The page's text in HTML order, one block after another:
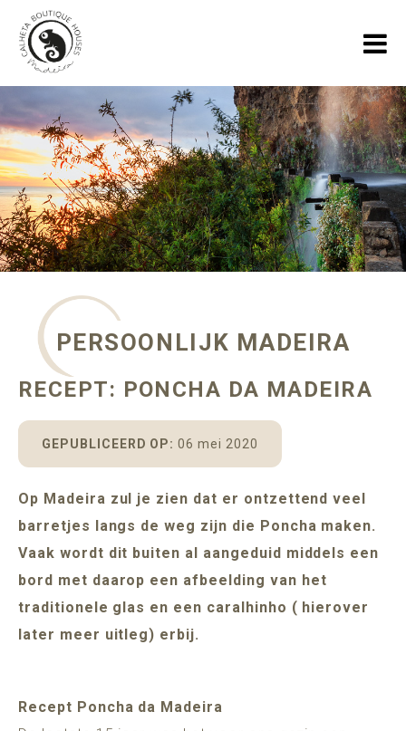
ADULTS ONLY (16+)
BESCHIKBAARHEID
HOME
VAKANTIEHUIZEN
GALLERY
OVER ONS
BLOGS OVER MADEIRA
PERSOONLIJK MADEIRA
RECEPT: PONCHA DA MADEIRA
GEPUBLICEERD OP:06 mei 2020
Op Madeira zul je zien dat er ontzettend veel
barretjes langs de weg zijn die Poncha maken.
Vaak wordt dit buiten al aangeduid middels een
bord met daarop een afbeelding van het
traditionele glas en een caralhinho ( hierover
later meer uitleg) erbij.
Recept Poncha da Madeira